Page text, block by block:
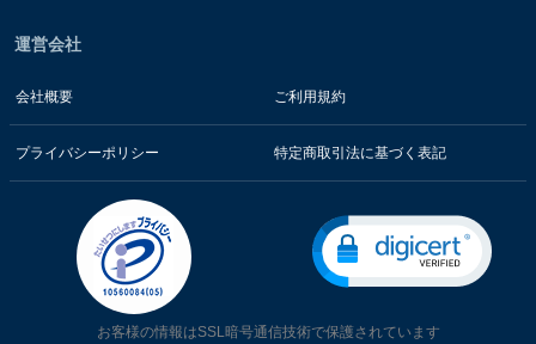
運営会社
会社概要 ご利用規約
プライバシーポリシー 特定商取引法に基づく表記
お客様の情報はSSL暗号通信技術で保護されています